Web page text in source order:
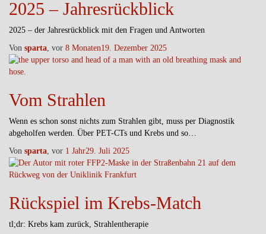
2025 – Jahresrückblick
2025 – der Jahresrückblick mit den Fragen und Antworten
Von sparta, vor 8 Monaten19. Dezember 2025
Vom Strahlen
Wenn es schon sonst nichts zum Strahlen gibt, muss per Diagnostik
abgeholfen werden. Über PET-CTs und Krebs und so…
Von sparta, vor 1 Jahr29. Juli 2025
Rückspiel im Krebs-Match
tl;dr: Krebs kam zurück, Strahlentherapie